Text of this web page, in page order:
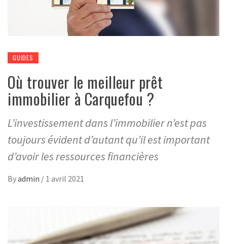
GUIDES
Où trouver le meilleur prêt
immobilier à Carquefou ?
L’investissement dans l’immobilier n’est pas
toujours évident d’autant qu’il est important
d’avoir les ressources financières
Byadmin / 1 avril 2021